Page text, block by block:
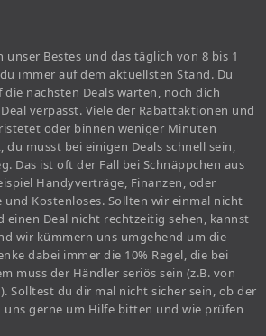
unser Bestes und das täglich von 8 bis 1
immer auf dem aktuellsten Stand. Du
nächsten Deals warten, noch dich
verpasst. Viele der Rabattaktionen und
oder binnen weniger Minuten
du musst bei einigen Deals schnell sein,
Das ist oft der Fall bei Schnäppchen aus
Handyverträge, Finanzen, oder
und Kostenloses. Sollten wir einmal nicht
einen Deal nicht rechtzeitig sehen, kannst
wir kümmern uns umgehend um die
dabei immer die 10% Regel, die bei
muss der Händler seriös sein (z.B. von
Solltest du dir mal nicht sicher sein, ob der
uns gerne um Hilfe bitten und wie prüfen